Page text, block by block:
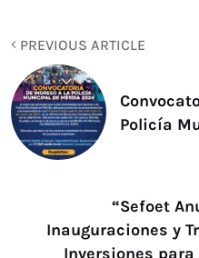
PREVIOUS ARTICLE
Policía
“Sefoet
Inauguraciones y
Inversiones